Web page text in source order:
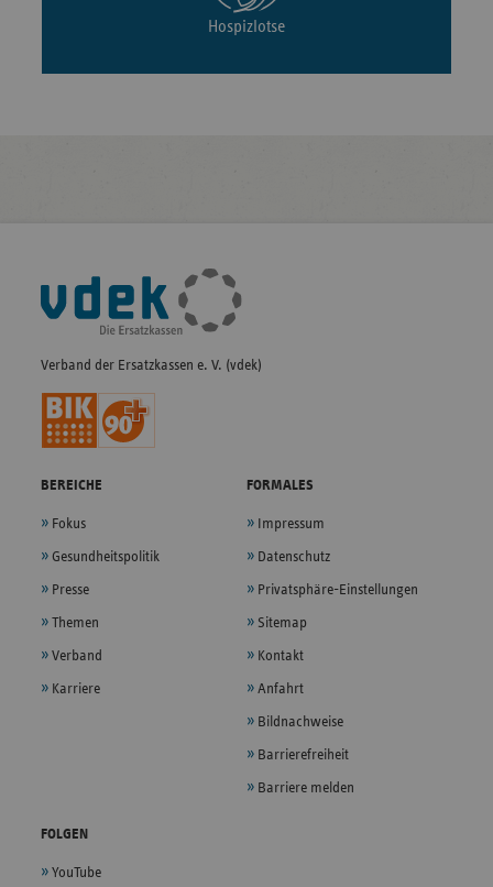
Hospizlotse
Fußleisten-
Navigation
Verband der Ersatzkassen e. V. (vdek)
BEREICHE
Fokus
Gesundheitspolitik
Presse
Themen
Verband
Karriere
FORMALES
Impressum
Datenschutz
Privatsphäre-Einstellungen
Sitemap
Kontakt
Anfahrt
Bildnachweise
Barrierefreiheit
Barriere melden
FOLGEN
YouTube